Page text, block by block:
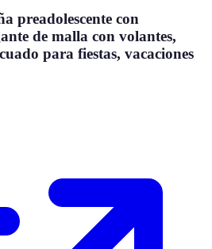
preadolescente con
de malla con volantes,
para fiestas, vacaciones